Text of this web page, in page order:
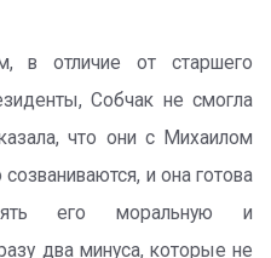
в отличие от старшего
Собчак не смогла
что они с Михаилом
и она готова
его моральную и
два минуса, которые не